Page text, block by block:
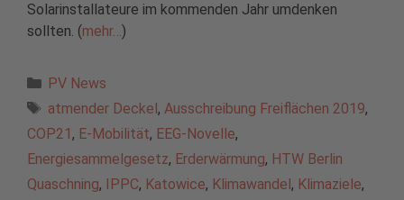
Solarinstallateure im kommenden Jahr umdenken
sollten. (mehr…)
Kategorien
PV News
Schlagwörter
atmender Deckel , Ausschreibung Freiflächen 2019,
COP21 , E-Mobilität, EEG-Novelle,
Energiesammelgesetz, Erderwärmung, HTW Berlin
Quaschning, IPPC, Katowice, Klimawandel , Klimaziele,